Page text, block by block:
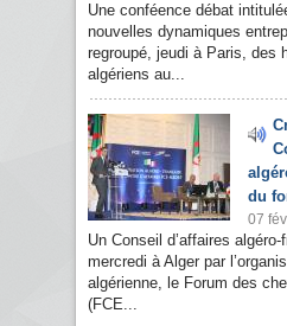
Une conféence débat
nouvelles dynamiques
regroupé, jeudi à Paris, des
algériens au...
du
07
Un Conseil d’affaires
mercredi à Alger par
algérienne, le Forum des
(FCE...